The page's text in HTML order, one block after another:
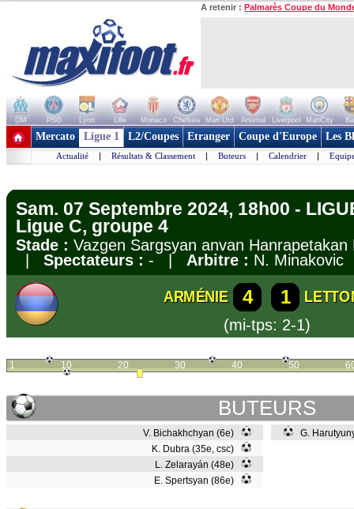
A retenir : Palmarès Coupe du
OM PSG Lyon Lille Monaco Chelsea Man Utd Arsenal Liverpool ManCity
+ de clubs
Mercato Ligue 1 L2/Coupes Etranger Coupe d'Europe Les
Actualité | Résultats & Classement | Buteurs | Calendrier |
Sam. 07 Septembre 2024, 18h00 -
Ligue C, groupe 4
Stade : Vazgen Sargsyan anvan
Spectateurs : - | Arbitre : N. Minakovic
ARMÉNIE 4 1
(mi-tps: 2-1)
1 10 20 30 40 50
BUTEURS
V. Bichakhchyan (6e)
K. Dubra (35e, csc)
L. Zelarayán (48e)
E. Spertsyan (86e)
G.